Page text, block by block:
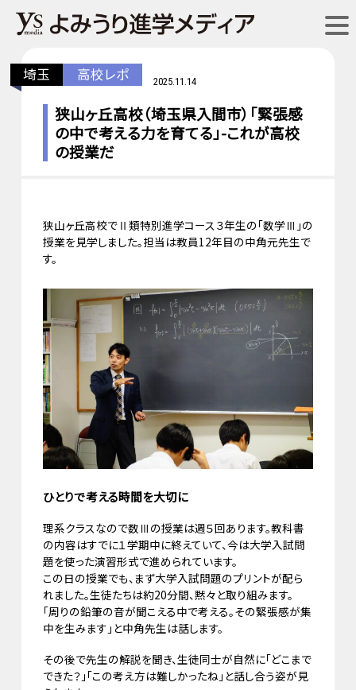
埼玉 高校レポ 2025.11.14
狭山ヶ丘高校（埼玉県入間市）「緊張感
の中で考える力を育てる」-これが高校
の授業だ
狭山ヶ丘高校でⅡ類特別進学コース３年生の「数学Ⅲ」の
授業を見学しました。担当は教員12年目の中角元先生で
す。
ひとりで考える時間を大切に
理系クラスなので数Ⅲの授業は週５回あります。教科書
の内容はすでに１学期中に終えていて、今は大学入試問
題を使った演習形式で進められています。
この日の授業でも、まず大学入試問題のプリントが配ら
れました。生徒たちは約20分間、黙々と取り組みます。
「周りの鉛筆の音が聞こえる中で考える。その緊張感が集
中を生みます」と中角先生は話します。
その後で先生の解説を聞き、生徒同士が自然に「どこまで
できた？」「この考え方は難しかったね」と話し合う姿が見